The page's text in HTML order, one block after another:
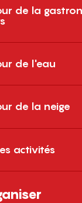
de la
de l'eau
de la neige
activités